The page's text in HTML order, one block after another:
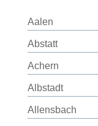
Aalen
Abstatt
Achern
Albstadt
Allensbach